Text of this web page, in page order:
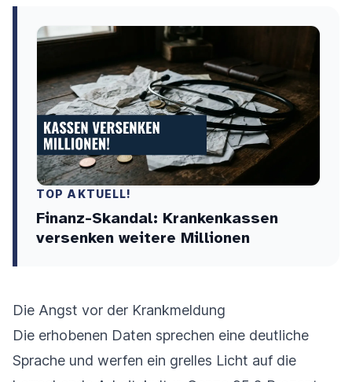
TOP AKTUELL!
Finanz-Skandal: Krankenkassen
versenken weitere Millionen
Die Angst vor der Krankmeldung
Die erhobenen Daten sprechen eine deutliche
Sprache und werfen ein grelles Licht auf die